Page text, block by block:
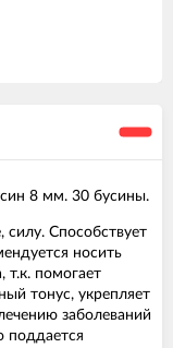
8 мм. 30 бусины.
силу. Способствует
носить
т.к. помогает
тонус, укрепляет
заболеваний
поддается